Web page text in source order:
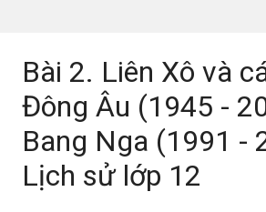
Bài 2. Liên Xô và
Đông Âu (1945 -
Bang Nga (1991 -
Lịch sử lớp 12